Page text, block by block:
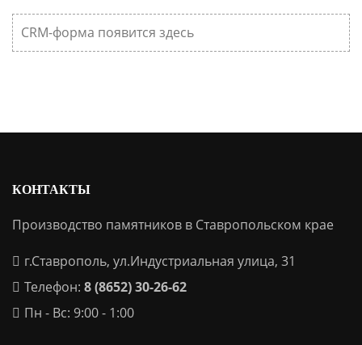
CRM-форма появится здесь
КОНТАКТЫ
Производство памятников в Ставропольском крае
г.Ставрополь, ул.Индустриальная улица, 31
Телефон: 8 (8652) 30-26-62
Пн - Вс: 9:00 - 1:00